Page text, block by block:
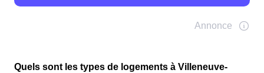
Quels sont les types de logements à Villeneuve-